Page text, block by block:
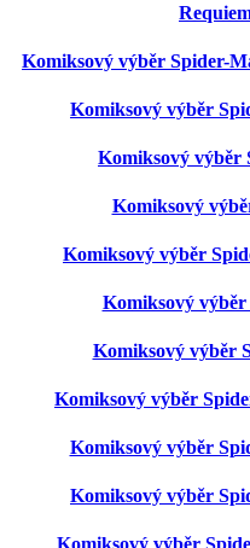
Komiksový výběr Spider-
Komiksový výběr
Komiksový výběr
Komiksový
Komiksový výběr
Komiksový výběr
Komiksový výběr
Komiksový výběr
Komiksový výběr
Komiksový výběr
Komiksový výběr